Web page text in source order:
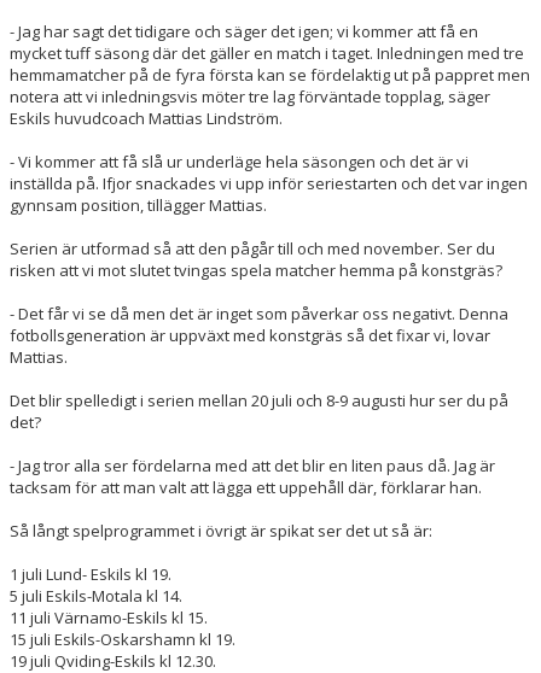
- Jag har sagt det tidigare och säger det igen; vi kommer att få en
mycket tuff säsong där det gäller en match i taget. Inledningen med tre
hemmamatcher på de fyra första kan se fördelaktig ut på pappret men
notera att vi inledningsvis möter tre lag förväntade topplag, säger
Eskils huvudcoach Mattias Lindström.
- Vi kommer att få slå ur underläge hela säsongen och det är vi
inställda på. Ifjor snackades vi upp inför seriestarten och det var ingen
gynnsam position, tillägger Mattias.
Serien är utformad så att den pågår till och med november. Ser du
risken att vi mot slutet tvingas spela matcher hemma på konstgräs?
- Det får vi se då men det är inget som påverkar oss negativt. Denna
fotbollsgeneration är uppväxt med konstgräs så det fixar vi, lovar
Mattias.
Det blir spelledigt i serien mellan 20 juli och 8-9 augusti hur ser du på
det?
- Jag tror alla ser fördelarna med att det blir en liten paus då. Jag är
tacksam för att man valt att lägga ett uppehåll där, förklarar han.
Så långt spelprogrammet i övrigt är spikat ser det ut så är:
1 juli Lund- Eskils kl 19.
5 juli Eskils-Motala kl 14.
11 juli Värnamo-Eskils kl 15.
15 juli Eskils-Oskarshamn kl 19.
19 juli Qviding-Eskils kl 12.30.